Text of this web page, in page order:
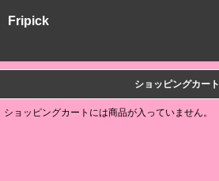
Fripick
ショッピングカート
ショッピングカートには商品が入っていません。